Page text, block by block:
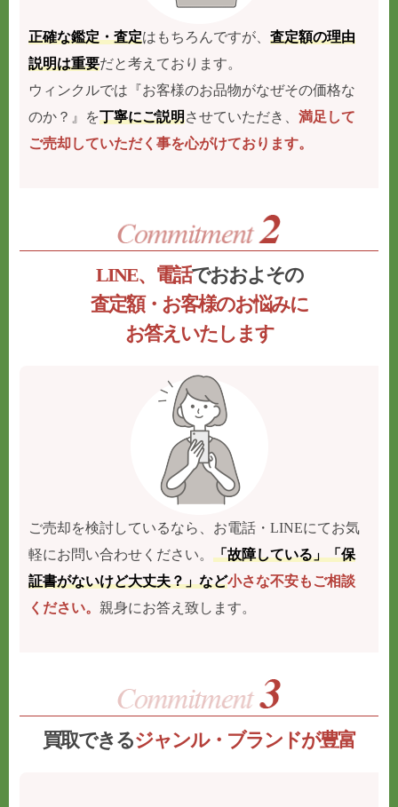
正確な鑑定・査定はもちろんですが、査定額の理由
説明は重要だと考えております。
ウィンクルでは『お客様のお品物がなぜその価格な
のか？』を丁寧にご説明させていただき、満足して
ご売却していただく事を心がけております。
LINE、電話でおおよその
査定額・お客様のお悩みに
お答えいたします
ご売却を検討しているなら、お電話・LINEにてお気
軽にお問い合わせください。「故障している」「保
証書がないけど大丈夫？」など小さな不安もご相談
ください。 親身にお答え致します。
買取できるジャンル・ブランドが豊富